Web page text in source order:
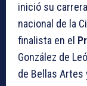
inició su
nacional de la
finalista en el
González de
de Bellas Artes